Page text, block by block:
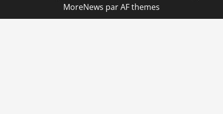
MoreNews par AF themes